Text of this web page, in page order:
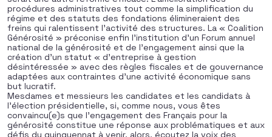
procédures administratives tout comme la simplification du
régime et des statuts des fondations élimineraient des
freins qui ralentissent l’activité des structures. La « Coalition
Générosité » préconise enfin l’institution d’un Forum annuel
national de la générosité et de l’engagement ainsi que la
création d’un statut « d’entreprise à gestion
désintéressée » avec des règles fiscales et de gouvernance
adaptées aux contraintes d’une activité économique sans
but lucratif.
Mesdames et messieurs les candidates et les candidats à
l’élection présidentielle, si, comme nous, vous êtes
convaincu(e)s que l’engagement des Français pour la
générosité constitue une réponse aux problématiques et aux
défis du quinquennat à venir, alors, écoutez la voix des